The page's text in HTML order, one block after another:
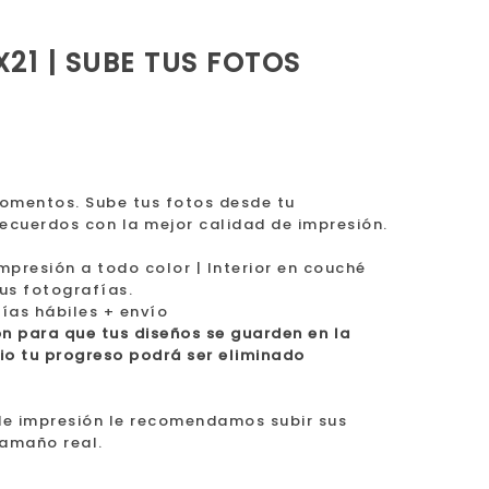
| SUBE TUS FOTOS
Sube tus fotos desde tu
con la mejor calidad de impresión.
a todo color | Interior en couché
fotografías.
hábiles + envío
para que tus diseños se guarden en la
tu progreso podrá ser eliminado
impresión le recomendamos subir sus
real.